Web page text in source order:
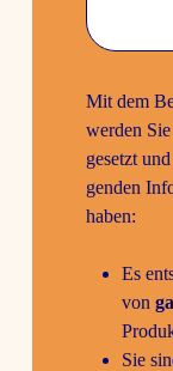
Mit dem
werden
gesetzt
genden
haben:
Es
von
Sie